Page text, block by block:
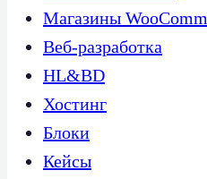
Магазины
Веб-разработка
HL&BD
Хостинг
Блоки
Кейсы